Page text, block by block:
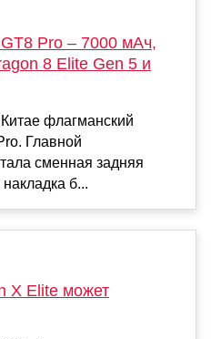
Pro – 7000 мАч,
8 Elite Gen 5 и
флагманский
Главной
сменная задняя
б...
X Elite может